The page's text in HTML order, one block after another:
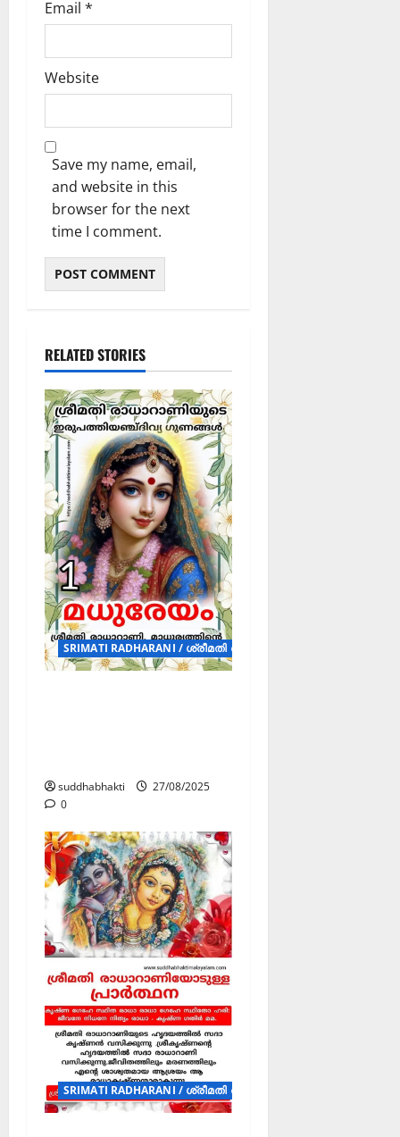
Email *
Website
Save my name, email,
and website in this
browser for the next
time I comment.
RELATED STORIES
SRIMATI RADHARANI / ശ്രീമതി രാധാറാണി (POSTERS)
suddhabhakti
27/08/2025
0
SRIMATI RADHARANI / ശ്രീമതി രാധാറാണി (POSTERS)